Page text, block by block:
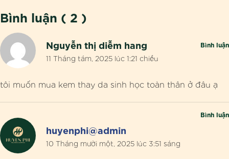
Bình luận ( 2 )
Nguyễn thị diễm hang
11 Tháng tám, 2025 lúc 1:21 chiều
tôi muốn mua kem thay da sinh học toàn thân ở đâu ạ
Bình luận
huyenphi@admin
10 Tháng mười một, 2025 lúc 3:51 sáng
Bình luận